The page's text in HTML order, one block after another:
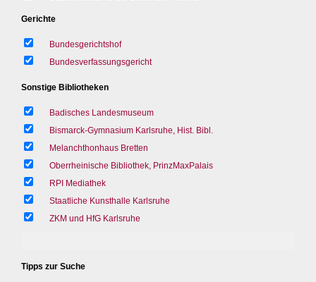
Gerichte
Bundesgerichtshof
Bundesverfassungsgericht
Sonstige Bibliotheken
Badisches Landesmuseum
Bismarck-Gymnasium Karlsruhe, Hist. Bibl.
Melanchthonhaus Bretten
Oberrheinische Bibliothek, PrinzMaxPalais
RPI Mediathek
Staatliche Kunsthalle Karlsruhe
ZKM und HfG Karlsruhe
Tipps zur Suche